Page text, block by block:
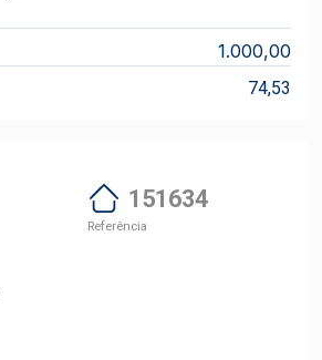
1.000,00
74,53
151634
Referência